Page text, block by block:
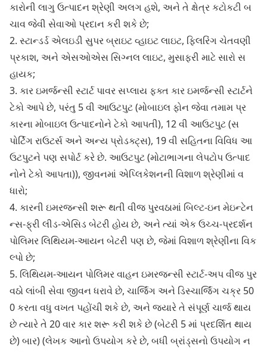
કારોની લાગુ ઉત્પાદન શ્રેણી અલગ હશે, અને તે ક્ષેત્ર કટોકટી બ
ચાવ જેવી સેવાઓ પ્રદાન કરી શકે છે;
2. સ્ટાન્ડર્ડ એલઇડી સુપર બ્રાઇટ વ્હાઇટ લાઇટ, ફ્લિરિંગ ચેતવણી
પ્રકાશ, અને એસઓએસ સિગ્નલ લાઇટ, મુસાફરી માટે સારો સ
હાયક;
3. કાર ઇમર્જન્સી સ્ટાર્ટ પાવર સપ્લાય ફક્ત કાર ઇમર્જન્સી સ્ટાર્ટને
ટેકો આપે છે, પરંતુ 5 વી આઉટપુટ (મોબાઇલ ફોન જેવા તમામ પ્ર
કારના મોબાઇલ ઉત્પાદનોને ટેકો આપતી), 12 વી આઉટપુટ (સ
પોર્ટિંગ રાઉટર્સ અને અન્ય પ્રોડક્ટ્સ), 19 વી સહિતના વિવિધ આ
ઉટપુટને પણ સપોર્ટ કરે છે. આઉટપુટ (મોટાભાગના લેપટોપ ઉત્પાદ
નોને ટેકો આપતા)), જીવનમાં એપ્લિકેશનની વિશાળ શ્રેણીમાં વ
ધારો;
4. કારની ઇમરજન્સી શરૂ થતી વીજ પુરવઠામાં બિલ્ટ-ઇન મેઇન્ટેન
ન્સ-ફ્રી લીડ-એસિડ બેટરી હોય છે, અને ત્યાં એક ઉચ્ચ-પ્રદર્શન
પોલિમર લિથિયમ-આયન બેટરી પણ છે, જેમાં વિશાળ શ્રેણીના વિક
લ્પો છે;
5. લિથિયમ-આયન પોલિમર વાહન ઇમરજન્સી સ્ટાર્ટ-અપ વીજ પુર
વઠો લાંબી સેવા જીવન ધરાવે છે, ચાર્જિંગ અને ડિસ્ચાર્જિંગ ચક્ર 50
0 કરતા વધુ વખત પહોંચી શકે છે, અને જ્યારે તે સંપૂર્ણ ચાર્જ થાય
છે ત્યારે તે 20 વાર કાર શરૂ કરી શકે છે (બેટરી 5 માં પ્રદર્શિત થાય
છે) બાર) (લેખક આનો ઉપયોગ કરે છે, બધી બ્રાંડ્સનો ઉપયોગ ન